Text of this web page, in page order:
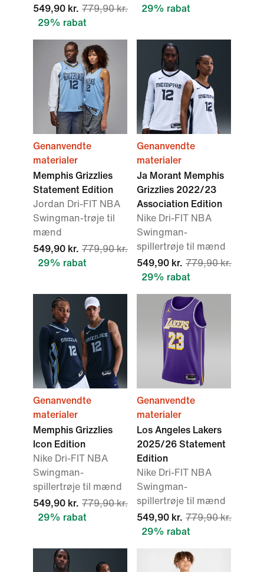
549,90 kr. 779,90 kr.
29% rabat
29% rabat
Genanvendte
materialer
Memphis Grizzlies
Statement Edition
Jordan Dri-FIT NBA
Swingman-trøje til
mænd
549,90 kr. 779,90 kr.
29% rabat
Genanvendte
materialer
Ja Morant Memphis
Grizzlies 2022/23
Association Edition
Nike Dri-FIT NBA
Swingman-
spillertrøje til mænd
549,90 kr. 779,90 kr.
29% rabat
Genanvendte
materialer
Memphis Grizzlies
Icon Edition
Nike Dri-FIT NBA
Swingman-
spillertrøje til mænd
549,90 kr. 779,90 kr.
29% rabat
Genanvendte
materialer
Los Angeles Lakers
2025/26 Statement
Edition
Nike Dri-FIT NBA
Swingman-
spillertrøje til mænd
549,90 kr. 779,90 kr.
29% rabat